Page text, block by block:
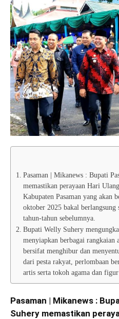
Pasaman | Mikanews : Bupati
memastikan perayaan Hari
Kabupaten Pasaman yang akan
oktober 2025 bakal berlangsung
tahun-tahun sebelumnya.
Bupati Welly Suhery
menyiapkan berbagai rangkaian
bersifat menghibur dan
dari pesta rakyat, perlombaan
artis serta tokoh agama dan figur
Pasaman | Mikanews :
Suhery memastikan